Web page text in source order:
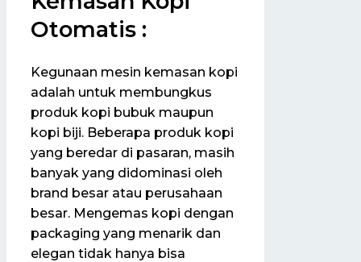
Otomatis :
Kegunaan mesin kemasan kopi
adalah untuk membungkus
produk kopi bubuk maupun
kopi biji. Beberapa produk kopi
yang beredar di pasaran, masih
banyak yang didominasi oleh
brand besar atau perusahaan
besar. Mengemas kopi dengan
packaging yang menarik dan
elegan tidak hanya bisa